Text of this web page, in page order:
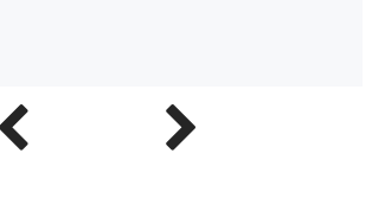
Poprzednie
zdjęcie
Następne
zdjęcie